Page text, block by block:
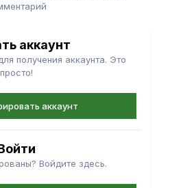
аккаунт
получения аккаунта. Это
просто!
аккаунт
Войдите здесь.